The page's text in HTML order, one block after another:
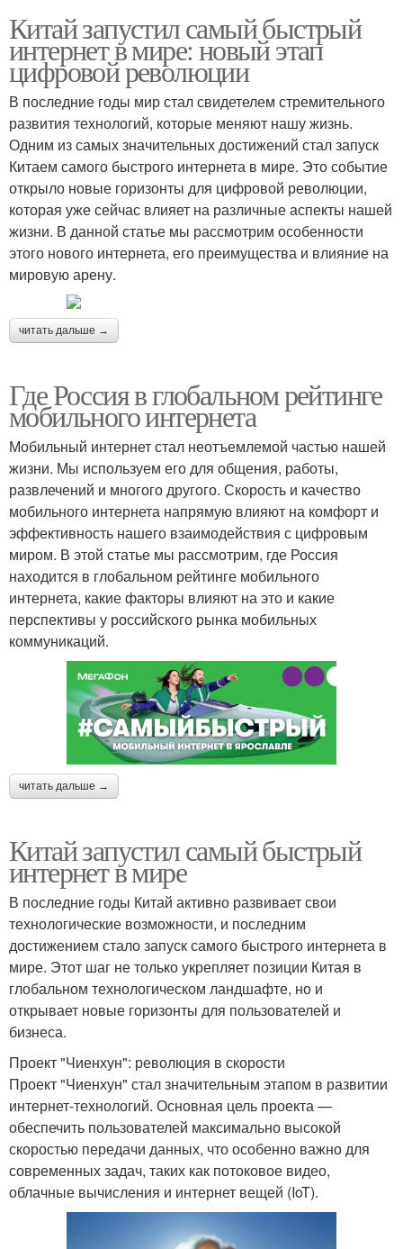
Китай запустил самый быстрый
интернет в мире: новый этап
цифровой революции
В последние годы мир стал свидетелем стремительного
развития технологий, которые меняют нашу жизнь.
Одним из самых значительных достижений стал запуск
Китаем самого быстрого интернета в мире. Это событие
открыло новые горизонты для цифровой революции,
которая уже сейчас влияет на различные аспекты нашей
жизни. В данной статье мы рассмотрим особенности
этого нового интернета, его преимущества и влияние на
мировую арену.
читать дальше →
Где Россия в глобальном рейтинге
мобильного интернета
Мобильный интернет стал неотъемлемой частью нашей
жизни. Мы используем его для общения, работы,
развлечений и многого другого. Скорость и качество
мобильного интернета напрямую влияют на комфорт и
эффективность нашего взаимодействия с цифровым
миром. В этой статье мы рассмотрим, где Россия
находится в глобальном рейтинге мобильного
интернета, какие факторы влияют на это и какие
перспективы у российского рынка мобильных
коммуникаций.
читать дальше →
Китай запустил самый быстрый
интернет в мире
В последние годы Китай активно развивает свои
технологические возможности, и последним
достижением стало запуск самого быстрого интернета в
мире. Этот шаг не только укрепляет позиции Китая в
глобальном технологическом ландшафте, но и
открывает новые горизонты для пользователей и
бизнеса.
Проект "Чиенхун": революция в скорости
Проект "Чиенхун" стал значительным этапом в развитии
интернет-технологий. Основная цель проекта —
обеспечить пользователей максимально высокой
скоростью передачи данных, что особенно важно для
современных задач, таких как потоковое видео,
облачные вычисления и интернет вещей (IoT).